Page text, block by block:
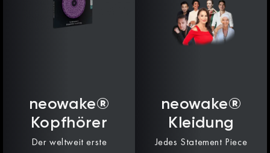
neowake®
Kopfhörer
Der weltweit erste
neowake®
Kleidung
Jedes Statement Piece